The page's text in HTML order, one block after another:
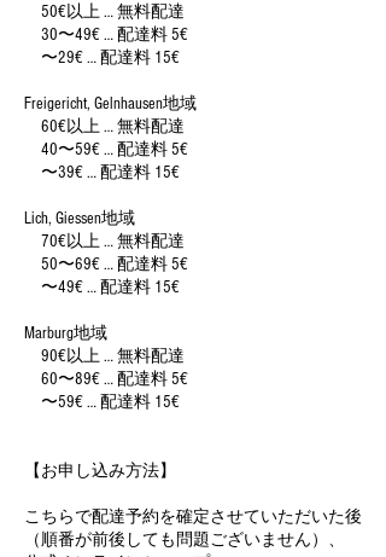
50€以上 … 無料配達
30〜49€ … 配達料 5€
〜29€ … 配達料 15€
Freigericht, Gelnhausen地域
60€以上 … 無料配達
40〜59€ … 配達料 5€
〜39€ … 配達料 15€
Lich, Giessen地域
70€以上 … 無料配達
50〜69€ … 配達料 5€
〜49€ … 配達料 15€
Marburg地域
90€以上 … 無料配達
60〜89€ … 配達料 5€
〜59€ … 配達料 15€
【お申し込み方法】
こちらで配達予約を確定させていただいた後
（順番が前後しても問題ございません）、